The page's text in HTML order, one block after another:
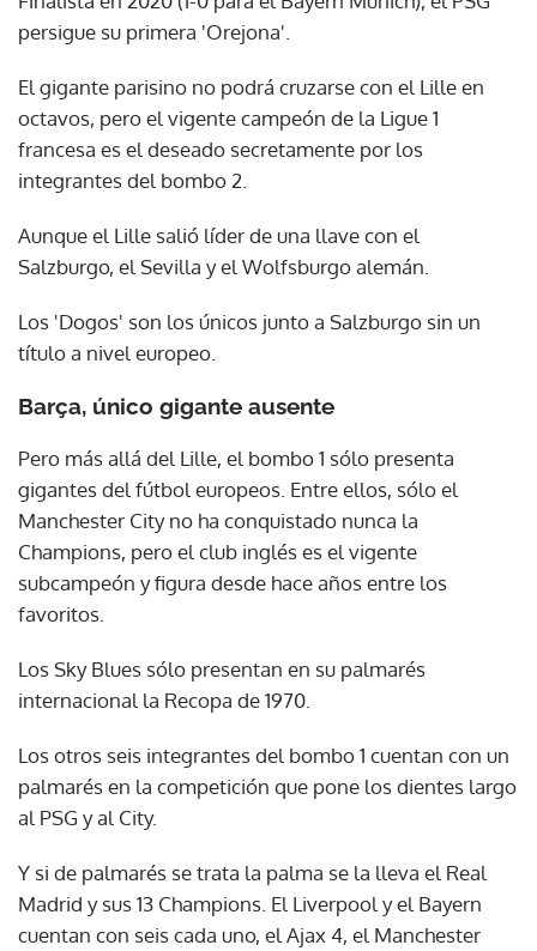
persigue su primera 'Orejona'.
El gigante parisino no podrá cruzarse con el Lille en
octavos, pero el vigente campeón de la Ligue 1
francesa es el deseado secretamente por los
integrantes del bombo 2.
Aunque el Lille salió líder de una llave con el
Salzburgo, el Sevilla y el Wolfsburgo alemán.
Los 'Dogos' son los únicos junto a Salzburgo sin un
título a nivel europeo.
Barça, único gigante ausente
Pero más allá del Lille, el bombo 1 sólo presenta
gigantes del fútbol europeos. Entre ellos, sólo el
Manchester City no ha conquistado nunca la
Champions, pero el club inglés es el vigente
subcampeón y figura desde hace años entre los
favoritos.
Los Sky Blues sólo presentan en su palmarés
internacional la Recopa de 1970.
Los otros seis integrantes del bombo 1 cuentan con un
palmarés en la competición que pone los dientes largo
al PSG y al City.
Y si de palmarés se trata la palma se la lleva el Real
Madrid y sus 13 Champions. El Liverpool y el Bayern
cuentan con seis cada uno, el Ajax 4, el Manchester